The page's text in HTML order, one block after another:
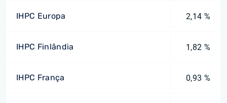
IHPC Europa 2,14 %
IHPC Finlândia 1,82 %
IHPC França 0,93 %